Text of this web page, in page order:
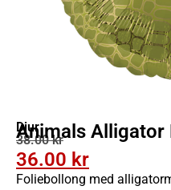
Djur
Animals Alligator
38.00kr
36.00 kr
Foliebollong med